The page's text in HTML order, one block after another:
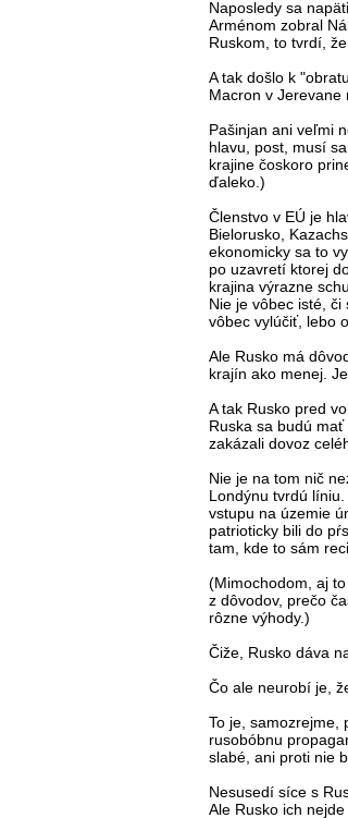
Naposledy sa
Arménom zobral
Ruskom, to tvrdí, že
A tak došlo k
Macron v Jerevane
Pašinjan ani veľmi
hlavu, post, musí
krajine čoskoro
ďaleko.)
Členstvo v EÚ je
Bielorusko,
ekonomicky sa to
po uzavretí ktorej
krajina výrazne
Nie je vôbec isté,
vôbec vylúčiť, lebo
Ale Rusko má
krajín ako menej.
A tak Rusko pred
Ruska sa budú
zakázali dovoz
Nie je na tom nič
Londýnu tvrdú
vstupu na územie
patrioticky bili do
tam, kde to sám
(Mimochodom, aj
z dôvodov, prečo
rôzne výhody.)
Čiže, Rusko dáva
Čo ale neurobí je,
To je, samozrejme,
rusobóbnu
slabé, ani proti nie
Nesusedí síce s
Ale Rusko ich